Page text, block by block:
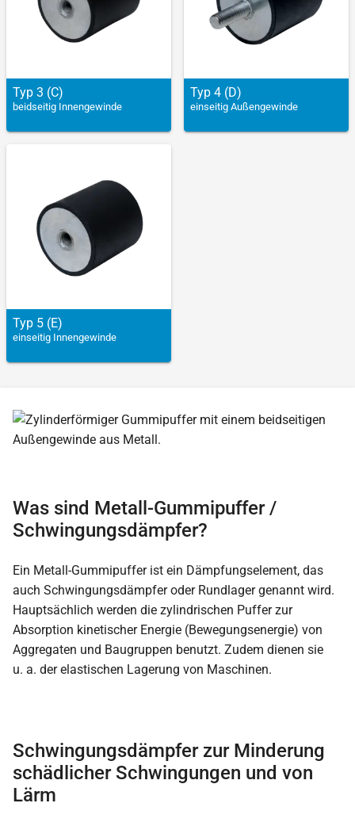
Typ 3 (C)
beidseitig Innengewinde
Typ 4 (D)
einseitig Außengewinde
Typ 5 (E)
einseitig Innengewinde
Was sind Metall-Gummipuffer /
Schwingungsdämpfer?
Ein Metall-Gummipuffer ist ein Dämpfungselement, das
auch Schwingungsdämpfer oder Rundlager genannt wird.
Hauptsächlich werden die zylindrischen Puffer zur
Absorption kinetischer Energie (Bewegungsenergie) von
Aggregaten und Baugruppen benutzt. Zudem dienen sie
u. a. der elastischen Lagerung von Maschinen.
Schwingungsdämpfer zur Minderung
schädlicher Schwingungen und von
Lärm